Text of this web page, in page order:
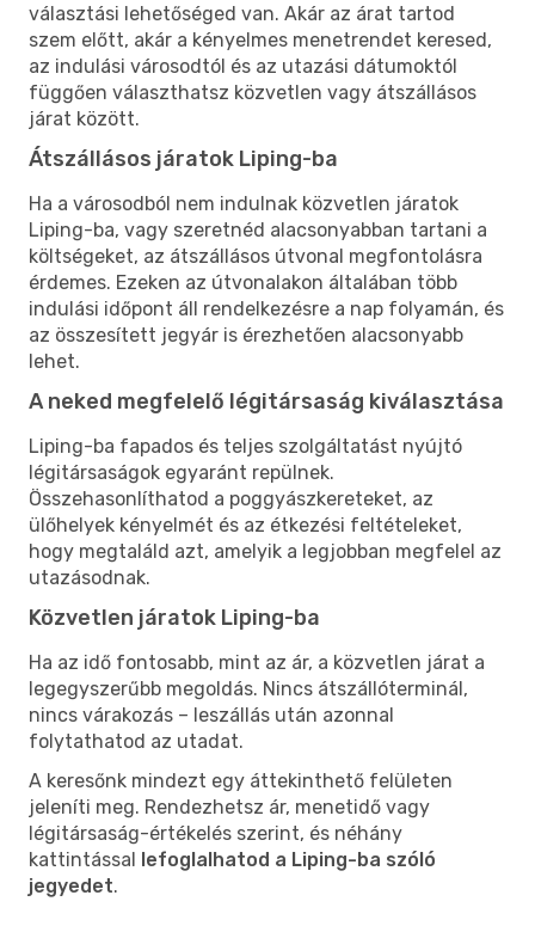
választási lehetőséged van. Akár az árat tartod
szem előtt, akár a kényelmes menetrendet keresed,
az indulási városodtól és az utazási dátumoktól
függően választhatsz közvetlen vagy átszállásos
járat között.
Átszállásos járatok Liping-ba
Ha a városodból nem indulnak közvetlen járatok
Liping-ba, vagy szeretnéd alacsonyabban tartani a
költségeket, az átszállásos útvonal megfontolásra
érdemes. Ezeken az útvonalakon általában több
indulási időpont áll rendelkezésre a nap folyamán, és
az összesített jegyár is érezhetően alacsonyabb
lehet.
A neked megfelelő légitársaság kiválasztása
Liping-ba fapados és teljes szolgáltatást nyújtó
légitársaságok egyaránt repülnek.
Összehasonlíthatod a poggyászkereteket, az
ülőhelyek kényelmét és az étkezési feltételeket,
hogy megtaláld azt, amelyik a legjobban megfelel az
utazásodnak.
Közvetlen járatok Liping-ba
Ha az idő fontosabb, mint az ár, a közvetlen járat a
legegyszerűbb megoldás. Nincs átszállóterminál,
nincs várakozás – leszállás után azonnal
folytathatod az utadat.
A keresőnk mindezt egy áttekinthető felületen
jeleníti meg. Rendezhetsz ár, menetidő vagy
légitársaság-értékelés szerint, és néhány
kattintással lefoglalhatod a Liping-ba szóló
jegyedet.